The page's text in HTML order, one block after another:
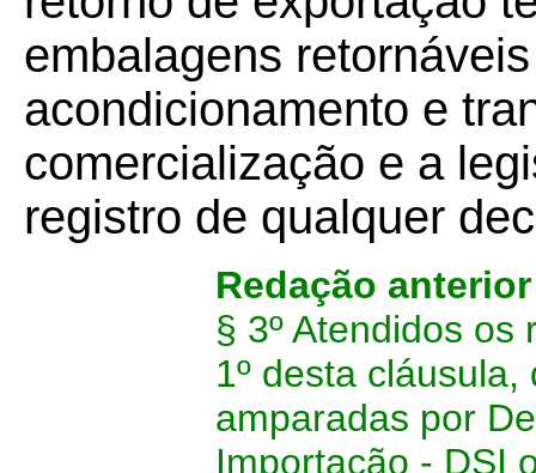
embalagens
acondicionamento e
comercialização e a
registro de qualquer
Redação anterior
§ 3º Atendidos
1º desta
amparadas por
Importação - DSI